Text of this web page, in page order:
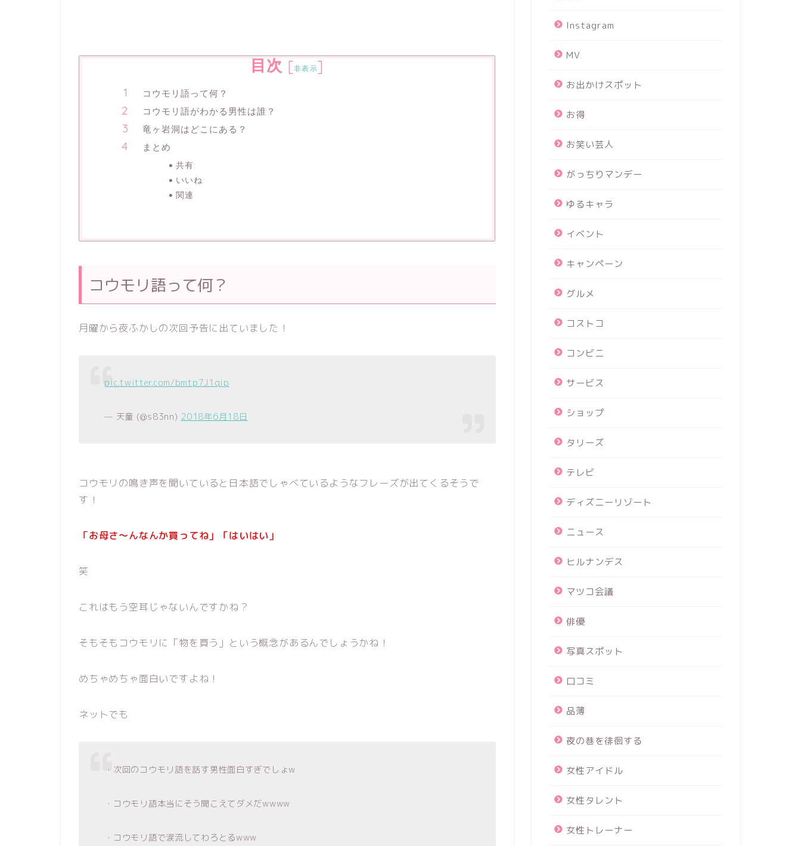
目次 [非表示]
コウモリ語って何？
コウモリ語がわかる男性は誰？
竜ヶ岩洞はどこにある？
まとめ
共有:
いいね:
関連
コウモリ語って何？
月曜から夜ふかしの次回予告に出ていました！
pic.twitter.com/bmtp7J1qip
— 天童 (@s83nn) 2018年6月18日
コウモリの鳴き声を聞いていると日本語でしゃべているようなフレーズが出てくるそうで
す！
「お母さ～んなんか買ってね」「はいはい」
笑
これはもう空耳じゃないんですかね？
そもそもコウモリに「物を買う」という概念があるんでしょうかね！
めちゃめちゃ面白いですよね！
ネットでも
・次回のコウモリ語を話す男性面白すぎでしょw
・コウモリ語本当にそう聞こえてダメだwwww
・コウモリ語で涙流してわろとるwww
Instagram
MV
お出かけスポット
お得
お笑い芸人
がっちりマンデー
ゆるキャラ
イベント
キャンペーン
グルメ
コストコ
コンビニ
サービス
ショップ
タリーズ
テレビ
ディズニーリゾート
ニュース
ヒルナンデス
マツコ会議
俳優
写真スポット
口コミ
品薄
夜の巷を徘徊する
女性アイドル
女性タレント
女性トレーナー